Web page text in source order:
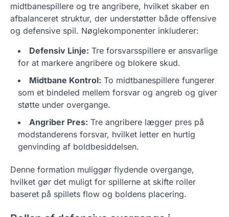
midtbanespillere og tre angribere, hvilket skaber en
afbalanceret struktur, der understøtter både offensive
og defensive spil. Nøglekomponenter inkluderer:
Defensiv Linje: Tre forsvarsspillere er ansvarlige
for at markere angribere og blokere skud.
Midtbane Kontrol: To midtbanespillere fungerer
som et bindeled mellem forsvar og angreb og giver
støtte under overgange.
Angriber Pres: Tre angribere lægger pres på
modstanderens forsvar, hvilket letter en hurtig
genvinding af boldbesiddelsen.
Denne formation muliggør flydende overgange,
hvilket gør det muligt for spillerne at skifte roller
baseret på spillets flow og boldens placering.